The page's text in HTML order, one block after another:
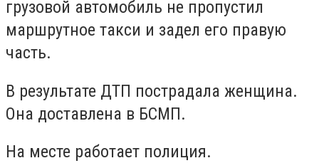
грузовой автомобиль не пропустил
маршрутное такси и задел его правую
часть.
В результате ДТП пострадала женщина.
Она доставлена в БСМП.
На месте работает полиция.